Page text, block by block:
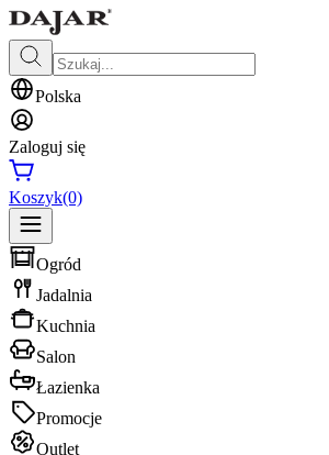
Polska
Zaloguj się
Koszyk(0)
Ogród
Jadalnia
Kuchnia
Salon
Łazienka
Promocje
Outlet